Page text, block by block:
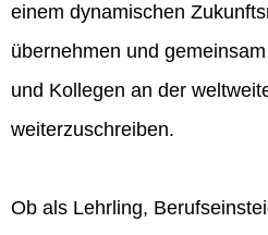
einem dynamischen
übernehmen und
und Kollegen an der
weiterzuschreiben.
Ob als Lehrling,